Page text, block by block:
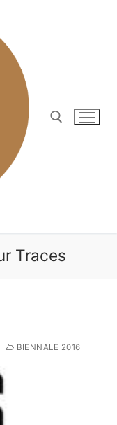
Traces
BIENNALE 2016